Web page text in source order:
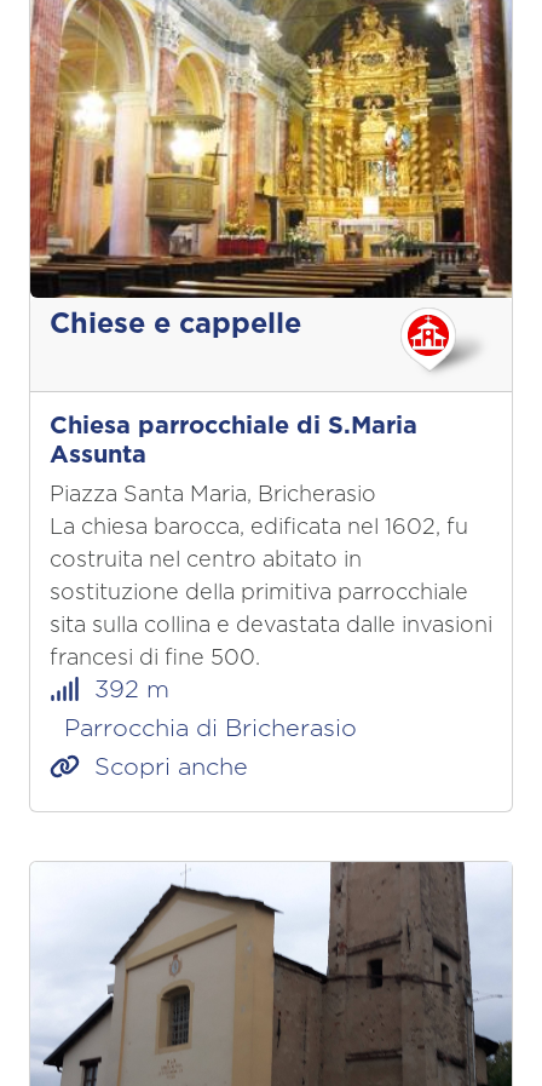
Chiese e cappelle
Chiesa parrocchiale di S.Maria
Assunta
Piazza Santa Maria, Bricherasio
La chiesa barocca, edificata nel 1602, fu
costruita nel centro abitato in
sostituzione della primitiva parrocchiale
sita sulla collina e devastata dalle invasioni
francesi di fine 500.
392 m
Parrocchia di Bricherasio
Scopri anche